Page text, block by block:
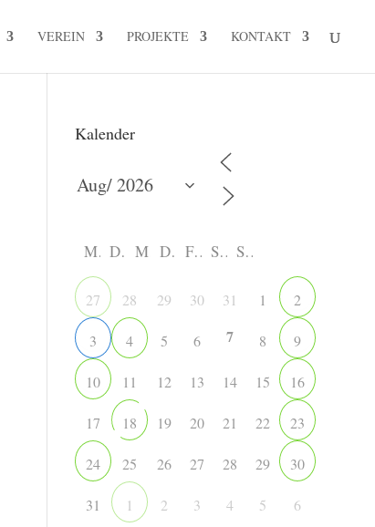
VEREIN PROJEKTE KONTAKT
Kalender
M D M D F S S
27 28 29 30 31 1 2
3 4 5 6 7 8 9
10 11 12 13 14 15 16
17 18 19 20 21 22 23
24 25 26 27 28 29 30
31 1 2 3 4 5 6